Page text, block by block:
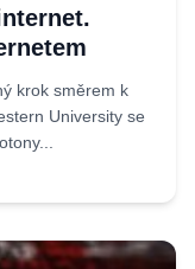
krok směrem k
University se